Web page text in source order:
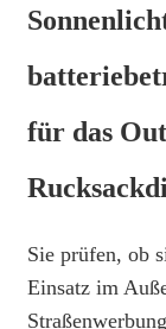
für das
Sie prüfen, ob
Einsatz im